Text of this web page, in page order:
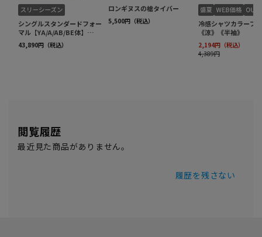
閲覧履歴
最近見た商品がありません。
履歴を残さない